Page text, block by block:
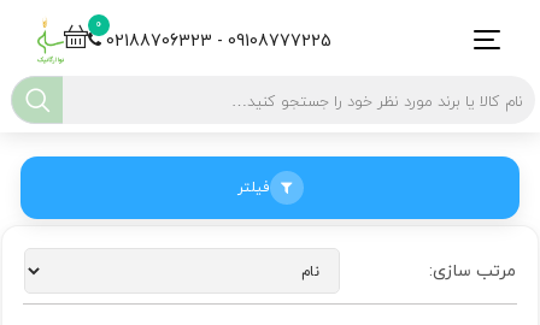
0
02188706323 - 09108777225
فیلتر
مرتب سازی: